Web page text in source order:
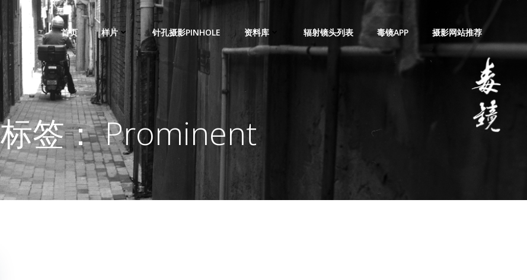
首页 样片 针孔摄影PINHOLE 资料库 辐射镜头列表 毒镜APP 摄影网站推荐
标签： Prominent